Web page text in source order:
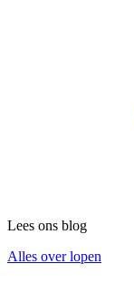
Lees ons blog
Alles over lopen